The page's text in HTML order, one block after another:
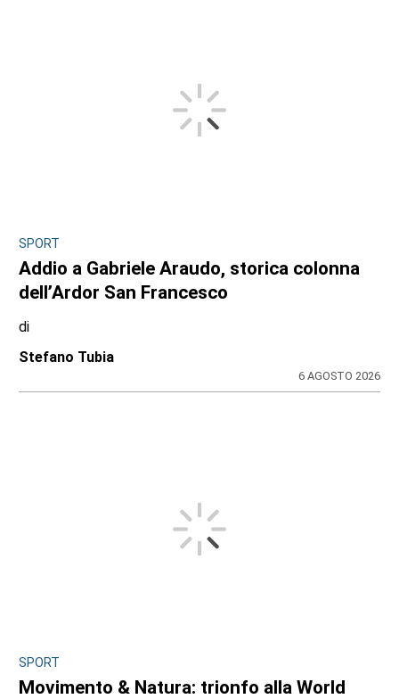
SPORT
Addio a Gabriele Araudo, storica colonna
dell’Ardor San Francesco
di
Stefano Tubia
6 AGOSTO 2026
SPORT
Movimento & Natura: trionfo alla World